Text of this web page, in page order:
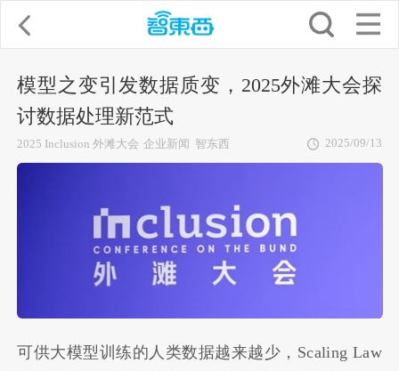
模型之变引发数据质变，2025外滩大会探
讨数据处理新范式
2025 Inclusion 外滩大会 企业新闻 智东西 2025/09/13
可供大模型训练的人类数据越来越少，Scaling Law